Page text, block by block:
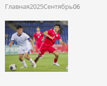
Главная2025Сентябрь06